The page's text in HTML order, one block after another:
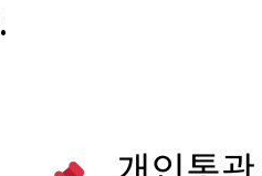
.